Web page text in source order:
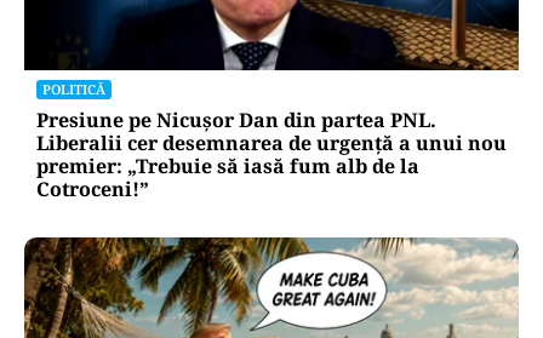
POLITICĂ
Presiune pe Nicușor Dan din partea PNL.
Liberalii cer desemnarea de urgență a unui nou
premier: „Trebuie să iasă fum alb de la
Cotroceni!”